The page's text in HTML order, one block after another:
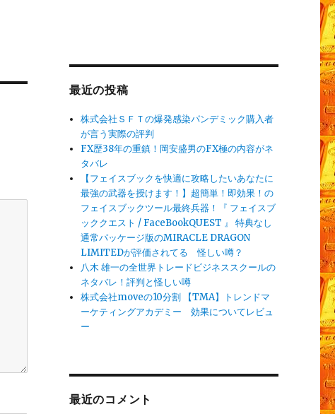
最近の投稿
株式会社ＳＦＴの爆発感染パンデミック購入者
が言う実際の評判
FX歴38年の重鎮！岡安盛男のFX極の内容がネ
タバレ
【フェイスブックを快適に攻略したいあなたに
最強の武器を授けます！】超簡単！即効果！の
フェイスブックツール最終兵器！『 フェイスブ
ッククエスト / FaceBookQUEST 』 特典なし
通常パッケージ版のMIRACLE DRAGON
LIMITEDが評価されてる 怪しい噂？
八木 雄一の全世界トレードビジネススクールの
ネタバレ！評判と怪しい噂
株式会社moveの10分割 【TMA】トレンドマ
ーケティングアカデミー 効果についてレビュ
ー
最近のコメント